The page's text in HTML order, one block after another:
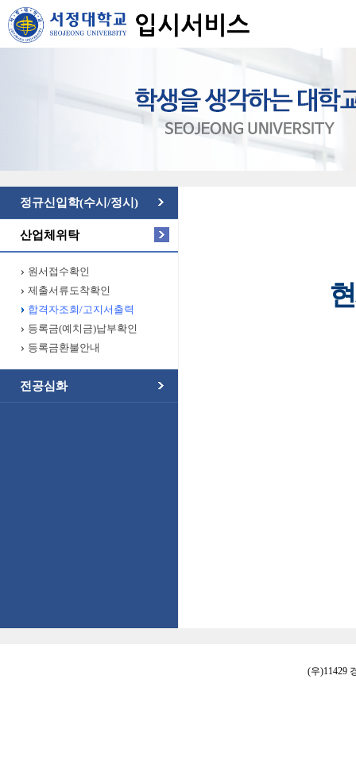
정규신입학(수시/정시)
산업체위탁
원서접수확인
제출서류도착확인
합격자조회/고지서출력
등록금(예치금)납부확인
등록금환불안내
전공심화
(우)11429